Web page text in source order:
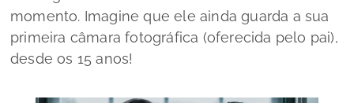
momento. Imagine que ele ainda guarda a sua
primeira câmara fotográfica (oferecida pelo pai),
desde os 15 anos!